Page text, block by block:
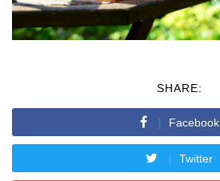
SHARE:
Facebook
Twitter